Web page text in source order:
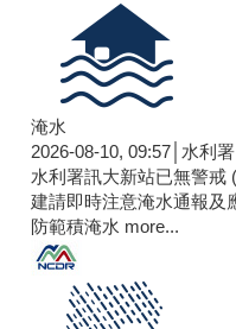
淹水
2026-08-10, 09:57│水利署
水利署訊大新站已無警戒
建請即時注意淹水通報及
防範積淹水 more...